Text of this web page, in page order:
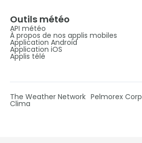
Outils météo
API météo
À propos de nos applis mobiles
Application Android
Application iOS
Applis télé
The Weather Network Pelmorex Corp
Clima